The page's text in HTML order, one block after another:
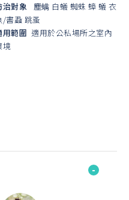
治對象
塵螨 白蟻 蜘蛛 蟑 蟻 衣
/書蝨 跳蚤
用範圍 適用於公私場所之室內
境